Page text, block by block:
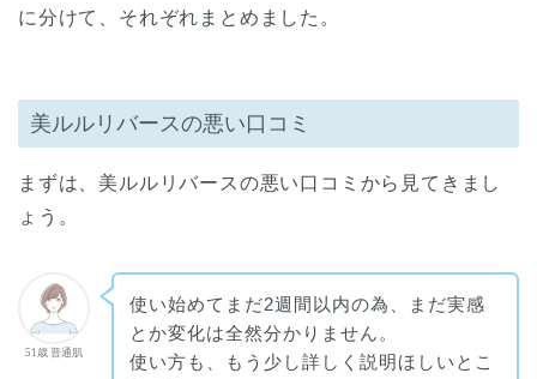
に分けて、それぞれまとめました。
美ルルリバースの悪い口コミ
まずは、美ルルリバースの悪い口コミから見てきまし
ょう。
51歳 普通肌
使い始めてまだ2週間以内の為、まだ実感
とか変化は全然分かりません。
使い方も、もう少し詳しく説明ほしいとこ